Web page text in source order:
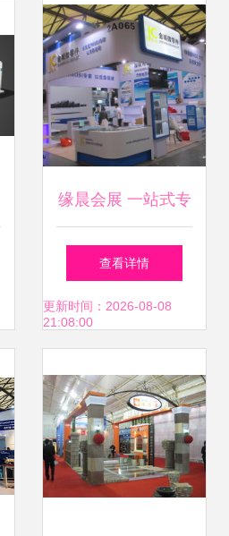
式启用
缘晨会展 一站式专
业会展服务解决方
案
查看详情
更新时间：2026-08-08
21:08:00